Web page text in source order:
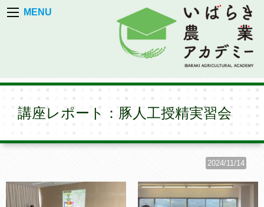
MENU
講座レポート：豚人工授精実習会
2024/11/14